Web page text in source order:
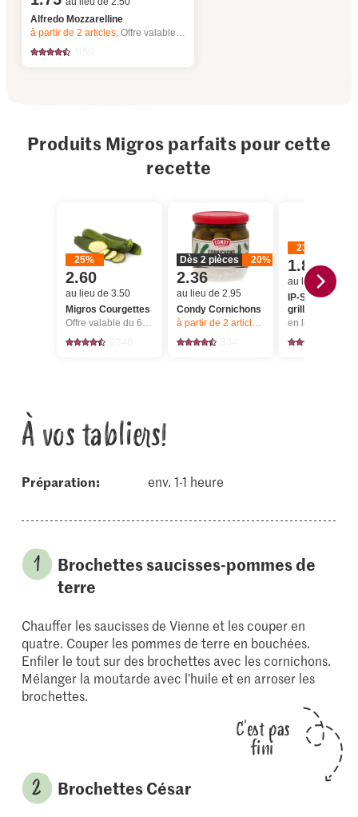
Alfredo Mozzarelline
à partir de 2articles,Offre valable du 6.8 au 12.8.2026, jusqu’à épuisement du stock.
Produits Migros parfaits pour cette
recette
25%
2.60
au lieu de 3.50
Migros Courgettes
Offre valable du 6.8 au 12.8.2026, jusqu’à épuisement du stock.
Dès 2 pièces 20%
2.36
au lieu de 2.95
Condy Cornichons
à partir de 2 articles, Offre valable du
23%
1.80
au lieu de 2.35
IP-SUISSE
griller
À vos tabliers!
Préparation: env. 1-1 heure
Brochettes saucisses-pommes de
terre
Chauffer les saucisses de Vienne et les couper en
quatre. Couper les pommes de terre en bouchées.
Enfiler le tout sur des brochettes avec les cornichons.
Mélanger la moutarde avec l’huile et en arroser les
brochettes.
C'est pas
fini
Brochettes César